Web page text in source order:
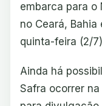
embarca para o
no Ceará, Bahia
quinta-feira (2/
Ainda há
Safra ocorrer